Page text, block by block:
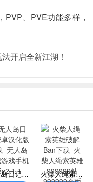
、PVE功能多样，
开启全新江湖！
无人岛日记安卓汉化版下载_无人岛日记游戏手机版v2.1.1
火柴人绳索英雄破解Ban下载_火柴人绳索英雄999999钻999999金币下载